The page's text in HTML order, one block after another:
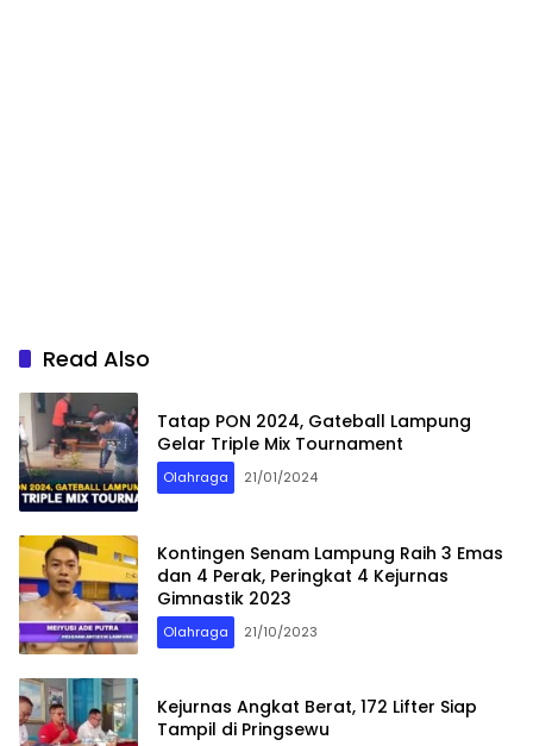
Read Also
Tatap PON 2024, Gateball Lampung
Gelar Triple Mix Tournament
Olahraga 21/01/2024
Kontingen Senam Lampung Raih 3 Emas
dan 4 Perak, Peringkat 4 Kejurnas
Gimnastik 2023
Olahraga 21/10/2023
Kejurnas Angkat Berat, 172 Lifter Siap
Tampil di Pringsewu